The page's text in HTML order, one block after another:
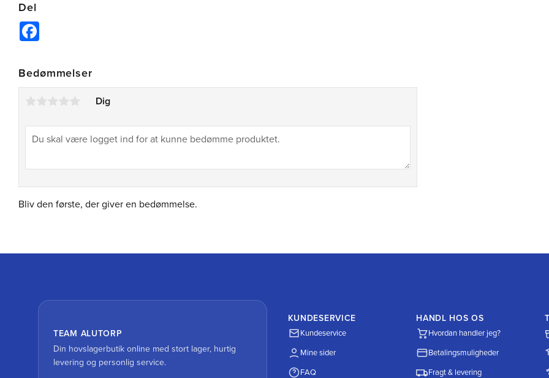
Del
Bedømmelser
Dig
Bliv den første, der giver en bedømmelse.
TEAM ALUTORP
Din hovslagerbutik online med stort lager, hurtig
levering og personlig service.
KUNDESERVICE
Kundeservice
Mine sider
FAQ
HANDL HOS OS
Hvordan handler jeg?
Betalingsmuligheder
Fragt & levering